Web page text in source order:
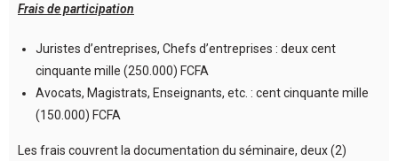
Frais de participation
Juristes d’entreprises, Chefs d’entreprises : deux cent
cinquante mille (250.000) FCFA
Avocats, Magistrats, Enseignants, etc. : cent cinquante mille
(150.000) FCFA
Les frais couvrent la documentation du séminaire, deux (2)